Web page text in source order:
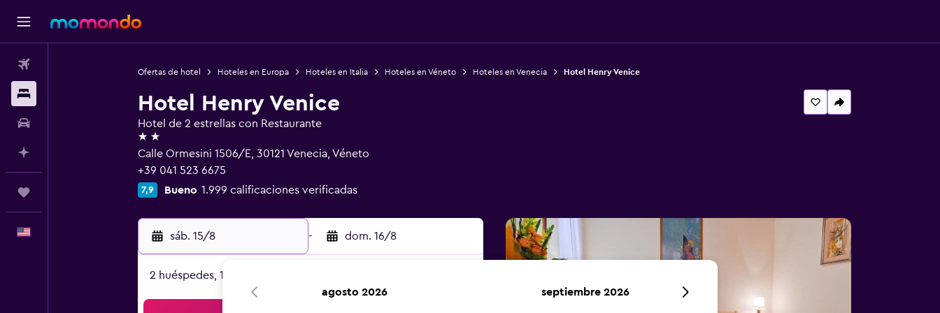
Ofertas de hotel Hoteles en Europa Hoteles en Italia Hoteles en Véneto Hoteles en Venecia Hotel Henry Venice
Hotel Henry Venice
Hotel de 2 estrellas con Restaurante
2 estrellas
Calle Ormesini 1506/E, 30121 Venecia, Véneto
+39 041 523 6675
7,9 Bueno 1.999 calificaciones verificadas
sáb. 15/8 - dom. 16/8
2 huéspedes, 1 habitación
agosto 2026 septiembre 2026